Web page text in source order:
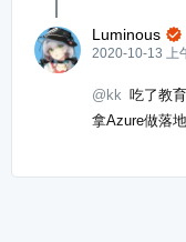
Luminous 
2020-10-13 上
@kk 吃了教
拿Azure做落